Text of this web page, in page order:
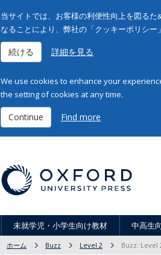
当サイトでは、お客様の利便性向上を図る
なることにより、弊社の「クッキーポリシ
続ける 詳細を見る
We use cookies to enhance your
the setting of cookies at any time.
Continue Find more
未就学児・小学生向け教材 中高生
ホーム Buzz Level 2 Buzz: Level